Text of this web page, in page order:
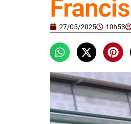
27/05/2025 10h53